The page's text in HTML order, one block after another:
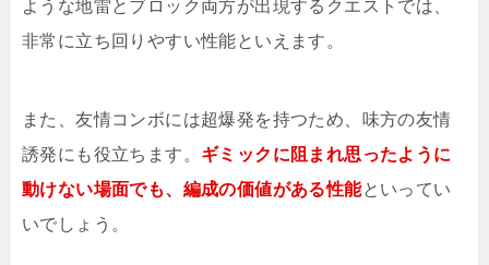
ような地雷とブロック両方が出現するクエストでは、
非常に立ち回りやすい性能といえます。
また、友情コンボには超爆発を持つため、味方の友情
誘発にも役立ちます。 ギミックに阻まれ思ったように
動けない場面でも、編成の価値がある性能といってい
いでしょう。